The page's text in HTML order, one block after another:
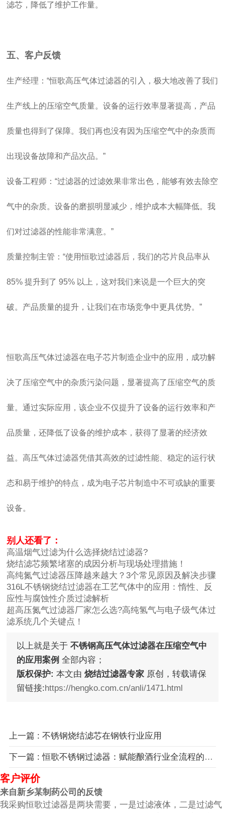
滤芯，降低了维护工作量。
五、客户反馈
生产经理：“恒歌高压气体过滤器的引入，极大地改善了我们
生产线上的压缩空气质量。设备的运行效率显著提高，产品
质量也得到了保障。我们再也没有因为压缩空气中的杂质而
出现设备故障和产品次品。”
设备工程师：“过滤器的过滤效果非常出色，能够有效去除空
气中的杂质。设备的磨损明显减少，维护成本大幅降低。我
们对过滤器的性能非常满意。”
质量控制主管：“使用恒歌过滤器后，我们的芯片良品率从
85% 提升到了 95% 以上，这对我们来说是一个巨大的突
破。产品质量的提升，让我们在市场竞争中更具优势。”
恒歌高压气体过滤器在电子芯片制造企业中的应用，成功解
决了压缩空气中的杂质污染问题，显著提高了压缩空气的质
量。通过实际应用，该企业不仅提升了设备的运行效率和产
品质量，还降低了设备的维护成本，获得了显著的经济效
益。高压气体过滤器凭借其高效的过滤性能、稳定的运行状
态和易于维护的特点，成为电子芯片制造中不可或缺的重要
设备。
别人还看了：
高温烟气过滤为什么选择烧结过滤器?
烧结滤芯频繁堵塞的成因分析与现场处理措施！
高纯氮气过滤器压降越来越大？3个常见原因及解决步骤
316L不锈钢烧结过滤器在工艺气体中的应用：惰性、反
应性与腐蚀性介质过滤解析
超高压氮气过滤器厂家怎么选?高纯氢气与电子级气体过
滤系统几个关键点！
以上就是关于不锈钢高压气体过滤器在压缩空气中
的应用案例 全部内容；
版权保护:本文由烧结过滤器专家 原创，转载请保
留链接:https://hengko.com.cn/anli/1471.html
上一篇 : 不锈钢烧结滤芯在钢铁行业应用
下一篇 : 恒歌不锈钢过滤器：赋能酿酒行业全流程的过滤解决方案！
客户评价
来自新乡某制药公司的反馈
我采购恒歌过滤器是两块需要，一是过滤液体，二是过滤气